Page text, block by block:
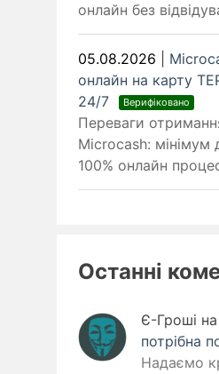
онлайн без
05.08.2026
онлайн на карту
24/7
Верифіковано
Переваги
Microcash: мінімум
100% онлайн
Останні
Є-Гроші на
потрібна
Надаємо